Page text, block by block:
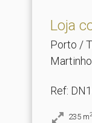
Loja
Porto /
Ref:
235 m2